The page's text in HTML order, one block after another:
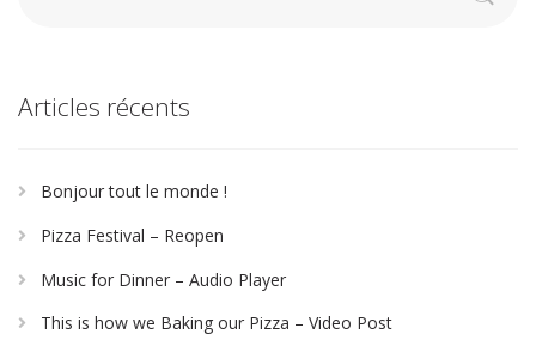
Articles récents
Bonjour tout le monde !
Pizza Festival – Reopen
Music for Dinner – Audio Player
This is how we Baking our Pizza – Video Post